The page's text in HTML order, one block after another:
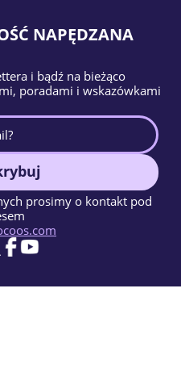
NAPĘDZANA
i bądź na bieżąco
poradami i wskazówkami
prosimy o kontakt pod